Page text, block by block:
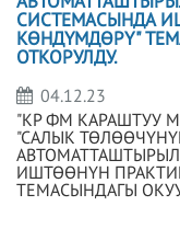
СИСТЕМАСЫНДА
КӨНДҮМДӨРҮ"
ОТКОРУЛДУ.
04.12.23
"КР ФМ КАРАШТУУ
"САЛЫК
ИШТӨӨНҮН
ТЕМАСЫНДАГЫ